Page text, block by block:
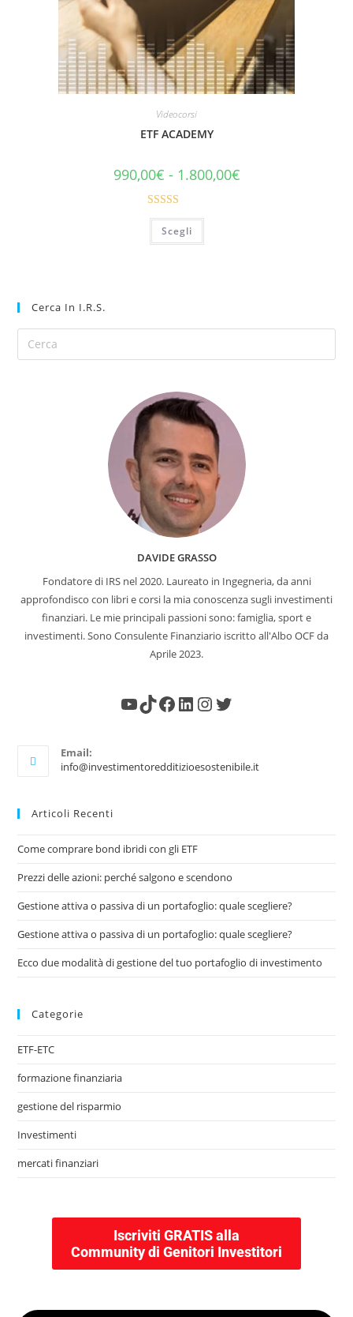
Videocorsi
ETF ACADEMY
990,00€ - 1.800,00€
Valutato
5.00su 5
Scegli
Cerca In I.R.S.
DAVIDE GRASSO
Fondatore di IRS nel 2020. Laureato in Ingegneria, da anni
approfondisco con libri e corsi la mia conoscenza sugli investimenti
finanziari. Le mie principali passioni sono: famiglia, sport e
investimenti. Sono Consulente Finanziario iscritto all'Albo OCF da
Aprile 2023.
Email:
info@investimentoredditizioesostenibile.it
Articoli Recenti
Come comprare bond ibridi con gli ETF
Prezzi delle azioni: perché salgono e scendono
Gestione attiva o passiva di un portafoglio: quale scegliere?
Gestione attiva o passiva di un portafoglio: quale scegliere?
Ecco due modalità di gestione del tuo portafoglio di investimento
Categorie
ETF-ETC
formazione finanziaria
gestione del risparmio
Investimenti
mercati finanziari
Iscriviti GRATIS alla
Community di Genitori Investitori